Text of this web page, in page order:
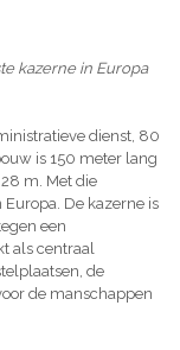
kazerne in Europa
dienst, 80
is 150 meter lang
m. Met die
De kazerne is
een
als centraal
de
de manschappen